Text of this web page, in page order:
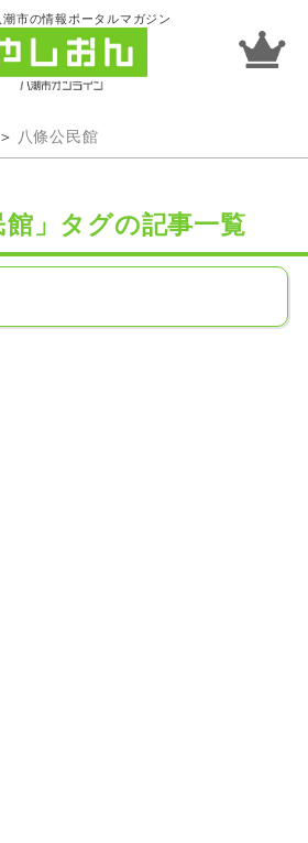
市の情報ポータルマガジン
八條公民館
館」タグの記事一覧